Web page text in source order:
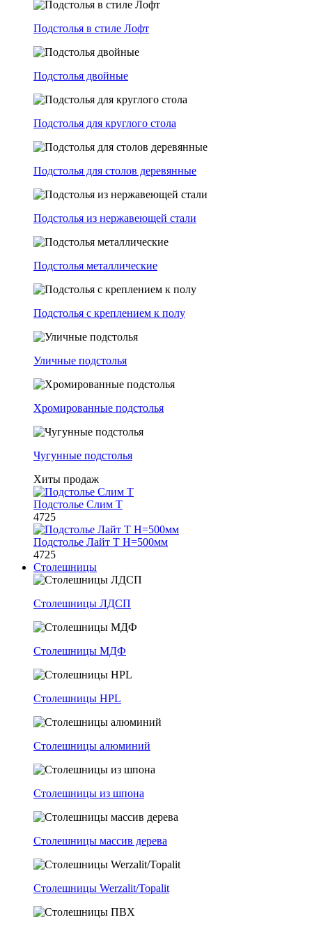
Подстолья в стиле Лофт
Подстолья двойные
Подстолья для круглого стола
Подстолья для столов деревянные
Подстолья из нержавеющей стали
Подстолья металлические
Подстолья с креплением к полу
Уличные подстолья
Хромированные подстолья
Чугунные подстолья
Хиты продаж
Подстолье Слим Т
4725
Подстолье Лайт Т H=500мм
4725
Столешницы
Столешницы ЛДСП
Столешницы МДФ
Столешницы HPL
Столешницы алюминий
Столешницы из шпона
Столешницы массив дерева
Столешницы Werzalit/Topalit